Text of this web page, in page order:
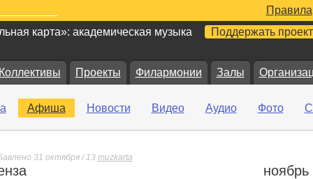
Правила
карта»: академическая музыка Поддержать проект
Коллективы Проекты Филармонии Залы
Афиша Новости Видео Аудио Фото
31 октября / 13 muzkarta
ноябрь